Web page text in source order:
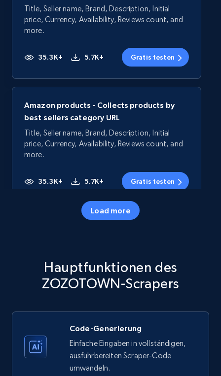
Title, Seller name, Brand, Description, Initial
price, Currency, Availability, Reviews count, and
more.
35.3K+ 5.7K+ Gratis testen
Amazon products - Collects products by
best sellers category URL
Title, Seller name, Brand, Description, Initial
price, Currency, Availability, Reviews count, and
more.
35.3K+ 5.7K+ Gratis testen
price, Currency, Availability, Reviews count, and
more.
Amazon products - Collects products by
specific keywords
Load more
Hauptfunktionen des
ZOZOTOWN-Scrapers
Code-Generierung
Einfache Eingaben in vollständigen,
ausführbereiten Scraper-Code
umwandeln.